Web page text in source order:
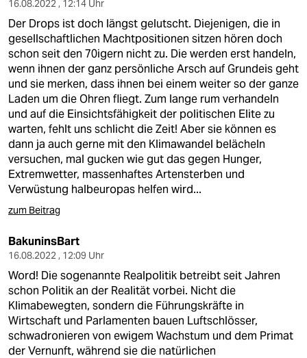
16.08.2022 , 12:14 Uhr
Der Drops ist doch längst gelutscht. Diejenigen, die in
gesellschaftlichen Machtpositionen sitzen hören doch
schon seit den 70igern nicht zu. Die werden erst handeln,
wenn ihnen der ganz persönliche Arsch auf Grundeis geht
und sie merken, dass ihnen bei einem weiter so der ganze
Laden um die Ohren fliegt. Zum lange rum verhandeln
und auf die Einsichtsfähigkeit der politischen Elite zu
warten, fehlt uns schlicht die Zeit! Aber sie können es
dann ja auch gerne mit den Klimawandel belächeln
versuchen, mal gucken wie gut das gegen Hunger,
Extremwetter, massenhaftes Artensterben und
Verwüstung halbeuropas helfen wird...
zum Beitrag
BakuninsBart
16.08.2022 , 12:09 Uhr
Word! Die sogenannte Realpolitik betreibt seit Jahren
schon Politik an der Realität vorbei. Nicht die
Klimabewegten, sondern die Führungskräfte in
Wirtschaft und Parlamenten bauen Luftschlösser,
schwadronieren von ewigem Wachstum und dem Primat
der Vernunft, während sie die natürlichen